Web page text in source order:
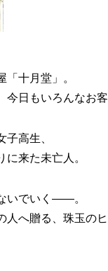
十月堂」。
今日もいろんなお
高生、
来た未亡人。
いでいく――。
人へ贈る、珠玉の